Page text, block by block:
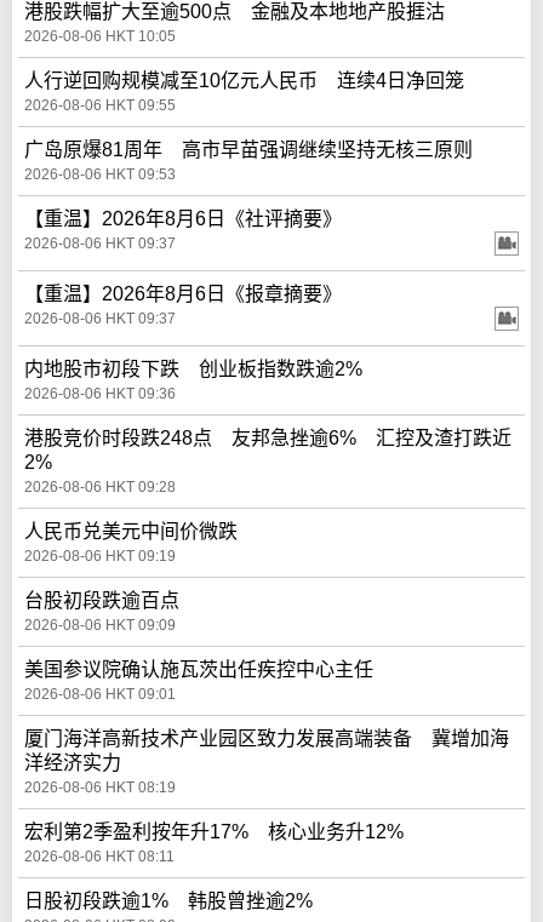
港股跌幅扩大至逾500点 金融及本地地产股捱沽
2026-08-06 HKT 10:05
人行逆回购规模减至10亿元人民币 连续4日净回笼
2026-08-06 HKT 09:55
广岛原爆81周年 高市早苗强调继续坚持无核三原则
2026-08-06 HKT 09:53
【重温】2026年8月6日《社评摘要》
2026-08-06 HKT 09:37
【重温】2026年8月6日《报章摘要》
2026-08-06 HKT 09:37
内地股市初段下跌 创业板指数跌逾2%
2026-08-06 HKT 09:36
港股竞价时段跌248点 友邦急挫逾6% 汇控及渣打跌近
2%
2026-08-06 HKT 09:28
人民币兑美元中间价微跌
2026-08-06 HKT 09:19
台股初段跌逾百点
2026-08-06 HKT 09:09
美国参议院确认施瓦茨出任疾控中心主任
2026-08-06 HKT 09:01
厦门海洋高新技术产业园区致力发展高端装备 冀增加海
洋经济实力
2026-08-06 HKT 08:19
宏利第2季盈利按年升17% 核心业务升12%
2026-08-06 HKT 08:11
日股初段跌逾1% 韩股曾挫逾2%